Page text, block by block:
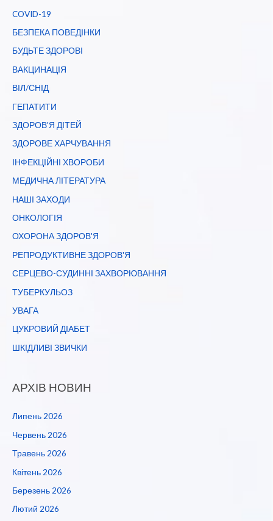
COVID-19
БЕЗПЕКА ПОВЕДІНКИ
БУДЬТЕ ЗДОРОВІ
ВАКЦИНАЦІЯ
ВІЛ/СНІД
ГЕПАТИТИ
ЗДОРОВ'Я ДІТЕЙ
ЗДОРОВЕ ХАРЧУВАННЯ
ІНФЕКЦІЙНІ ХВОРОБИ
МЕДИЧНА ЛІТЕРАТУРА
НАШІ ЗАХОДИ
ОНКОЛОГІЯ
ОХОРОНА ЗДОРОВ'Я
РЕПРОДУКТИВНЕ ЗДОРОВ'Я
СЕРЦЕВО-СУДИННІ ЗАХВОРЮВАННЯ
ТУБЕРКУЛЬОЗ
УВАГА
ЦУКРОВИЙ ДІАБЕТ
ШКІДЛИВІ ЗВИЧКИ
АРХІВ НОВИН
Липень 2026
Червень 2026
Травень 2026
Квітень 2026
Березень 2026
Лютий 2026